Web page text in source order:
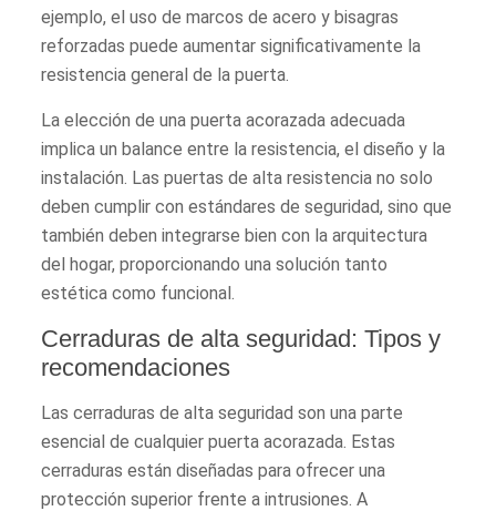
ejemplo, el uso de marcos de acero y bisagras
reforzadas puede aumentar significativamente la
resistencia general de la puerta.
La elección de una puerta acorazada adecuada
implica un balance entre la resistencia, el diseño y la
instalación. Las puertas de alta resistencia no solo
deben cumplir con estándares de seguridad, sino que
también deben integrarse bien con la arquitectura
del hogar, proporcionando una solución tanto
estética como funcional.
Cerraduras de alta seguridad: Tipos y
recomendaciones
Las cerraduras de alta seguridad son una parte
esencial de cualquier puerta acorazada. Estas
cerraduras están diseñadas para ofrecer una
protección superior frente a intrusiones. A